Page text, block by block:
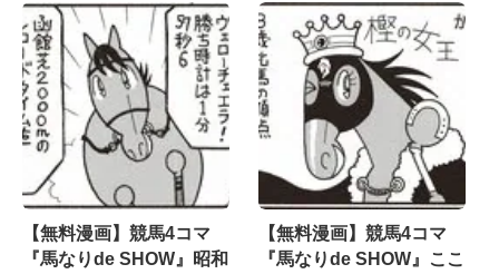
【無料漫画】競馬4コマ
『馬なりde SHOW』昭和
【無料漫画】競馬4コマ
『馬なりde SHOW』ここ